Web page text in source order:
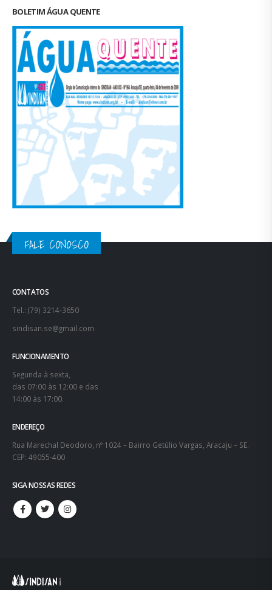
BOLETIM ÁGUA QUENTE
FALE CONOSCO
CONTATOS
Tel.: (79) 3214-3650
sindisan.se@gmail.com
FUNCIONAMENTO
Segunda à sexta,
das 07:00 às 12:00 e das
14:00 às 17:00.
ENDEREÇO
Rua Marechal Deodoro, nº 1024 – Bairro Getúlio Vargas, Aracaju – SE.
CEP: 49055-400
SIGA NOSSAS REDES